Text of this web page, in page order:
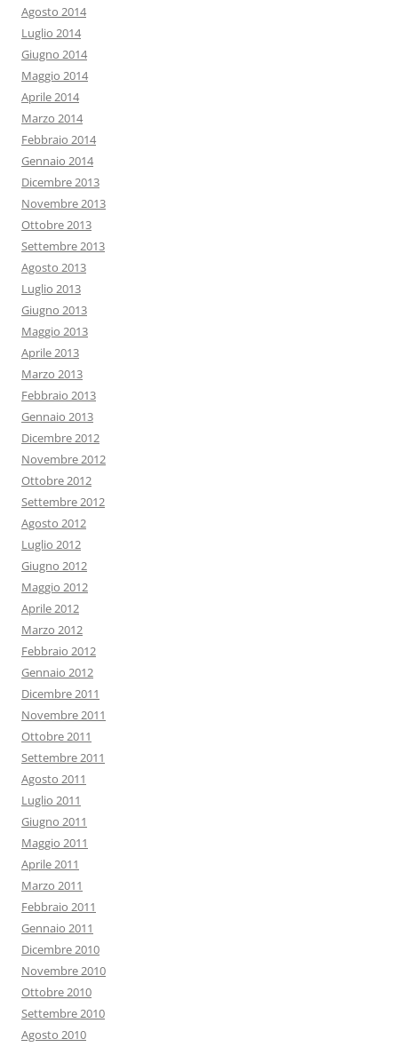
Agosto 2014
Luglio 2014
Giugno 2014
Maggio 2014
Aprile 2014
Marzo 2014
Febbraio 2014
Gennaio 2014
Dicembre 2013
Novembre 2013
Ottobre 2013
Settembre 2013
Agosto 2013
Luglio 2013
Giugno 2013
Maggio 2013
Aprile 2013
Marzo 2013
Febbraio 2013
Gennaio 2013
Dicembre 2012
Novembre 2012
Ottobre 2012
Settembre 2012
Agosto 2012
Luglio 2012
Giugno 2012
Maggio 2012
Aprile 2012
Marzo 2012
Febbraio 2012
Gennaio 2012
Dicembre 2011
Novembre 2011
Ottobre 2011
Settembre 2011
Agosto 2011
Luglio 2011
Giugno 2011
Maggio 2011
Aprile 2011
Marzo 2011
Febbraio 2011
Gennaio 2011
Dicembre 2010
Novembre 2010
Ottobre 2010
Settembre 2010
Agosto 2010